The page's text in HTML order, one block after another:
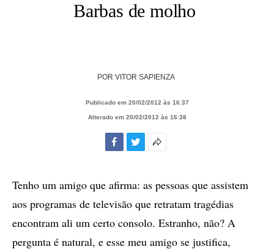
Barbas de molho
POR VITOR SAPIENZA
Publicado em 20/02/2012 às 16:37
Alterado em 20/02/2012 às 16:38
compartilhamento
Tenho um amigo que afirma: as pessoas que assistem
aos programas de televisão que retratam tragédias
encontram ali um certo consolo. Estranho, não? A
pergunta é natural, e esse meu amigo se justifica,